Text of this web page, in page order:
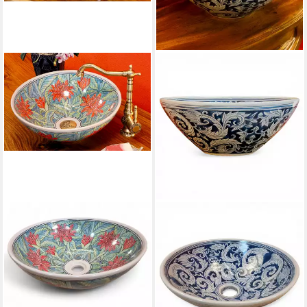
Aufsatzwaschbecken Keramik
Waschbecken SUKHUMVIT III,
Keramik, Handbemalt, Rund,
Pflanzen
399,99 €
Waschbecken handbemalt
Blumenranken rund 41,5 cm
SUKHUMVIT V, aus Thailand
399,99 €